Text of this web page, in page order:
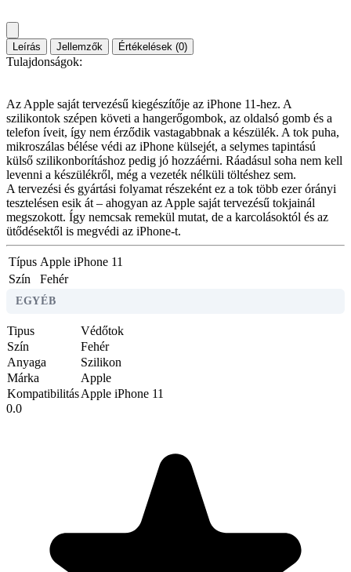
Leírás Jellemzők Értékelések (0)
Tulajdonságok:
Az Apple saját tervezésű kiegészítője az iPhone 11-hez. A
szilikontok szépen követi a hangerőgombok, az oldalsó gomb és a
telefon íveit, így nem érződik vastagabbnak a készülék. A tok puha,
mikroszálas bélése védi az iPhone külsejét, a selymes tapintású
külső szilikonborításhoz pedig jó hozzáérni. Ráadásul soha nem kell
levenni a készülékről, még a vezeték nélküli töltéshez sem.
A tervezési és gyártási folyamat részeként ez a tok több ezer órányi
tesztelésen esik át – ahogyan az Apple saját tervezésű tokjainál
megszokott. Így nemcsak remekül mutat, de a karcolásoktól és az
ütődésektől is megvédi az iPhone-t.
Típus Apple iPhone 11
Szín
Fehér
EGYÉB
Tipus
Védőtok
Szín
Fehér
Anyaga
Szilikon
Márka
Apple
KompatibilitásApple iPhone 11
0.0